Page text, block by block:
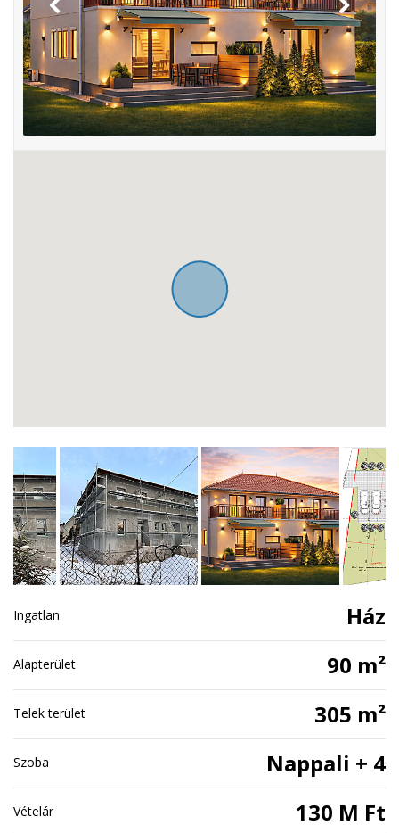
Ingatlan Ház
Alapterület 90 m²
Telek terület 305 m²
Szoba Nappali + 4
Vételár 130 M Ft